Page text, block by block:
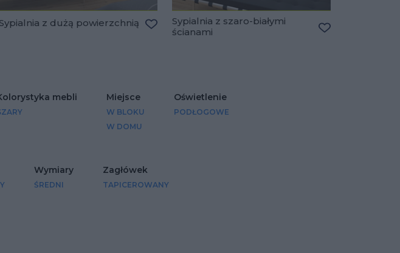
Sypialnia z dużą powierzchnią
Dodaj do ulubionych
Sypialnia z szaro-białymi
ścianami
mebli Miejsce
W BLOKU
W DOMU
Oświetlenie
PODŁOGOWE
Wymiary
ŚREDNI
Zagłówek
TAPICEROWANY